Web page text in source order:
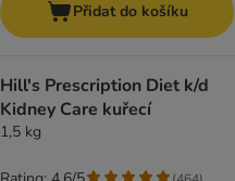
Přidat do košíku
Hill's Prescription Diet k/d
Kidney Care kuřecí
1,5 kg